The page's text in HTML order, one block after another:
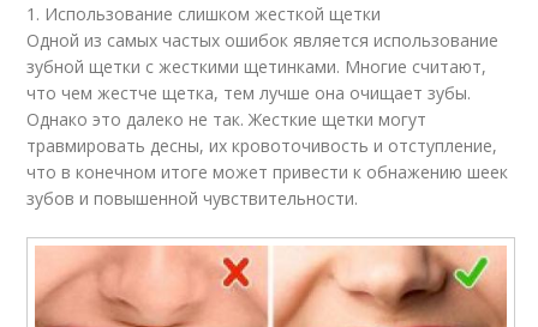
1. Использование слишком жесткой щетки
Одной из самых частых ошибок является использование
зубной щетки с жесткими щетинками. Многие считают,
что чем жестче щетка, тем лучше она очищает зубы.
Однако это далеко не так. Жесткие щетки могут
травмировать десны, их кровоточивость и отступление,
что в конечном итоге может привести к обнажению шеек
зубов и повышенной чувствительности.